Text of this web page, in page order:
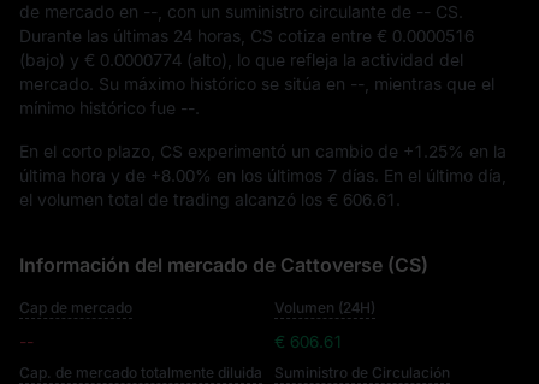
de mercado en -- , con un suministro circulante de -- CS
Durante las últimas 24 horas, CS cotiza entre € 0.0000516
(bajo) y € 0.0000774 (alto), lo que refleja la actividad del
mercado. Su máximo histórico se sitúa en -- , mientras que el
mínimo histórico fue --
En el corto plazo, CS experimentó un cambio de +1.25% en la
última hora y de +8.00% en los últimos 7 días. En el último día,
el volumen total de trading alcanzó los € 606.61
Información del mercado de Cattoverse (CS)
Cap de mercado
--
Volumen (24H)
€ 606.61
Cap. de mercado totalmente diluida Suministro de Circulación